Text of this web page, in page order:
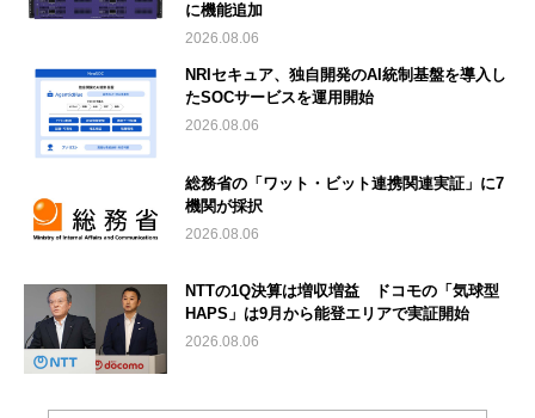
に機能追加
2026.08.06
NRIセキュア、独自開発のAI統制基盤を導入し
たSOCサービスを運用開始
2026.08.06
総務省の「ワット・ビット連携関連実証」に7
機関が採択
2026.08.06
NTTの1Q決算は増収増益 ドコモの「気球型
HAPS」は9月から能登エリアで実証開始
2026.08.06